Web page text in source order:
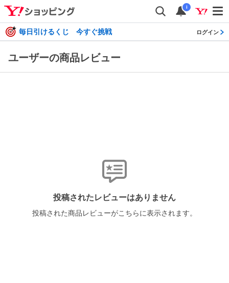
i
毎日引けるくじ 今すぐ挑戦 ログイン
ユーザーの商品レビュー
投稿されたレビューはありません
投稿された商品レビューがこちらに表示されます。